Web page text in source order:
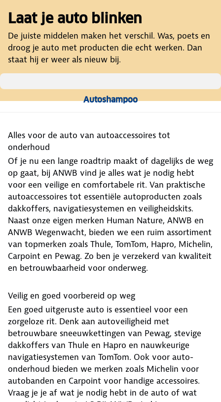
Laat je auto blinken
De juiste middelen maken het verschil. Was, poets en
droog je auto met producten die echt werken. Dan
staat hij er weer als nieuw bij.
Autoshampoo
Alles voor de auto van autoaccessoires tot
onderhoud
Of je nu een lange roadtrip maakt of dagelijks de weg
op gaat, bij ANWB vind je alles wat je nodig hebt
voor een veilige en comfortabele rit. Van praktische
autoaccessoires tot essentiële autoproducten zoals
dakkoffers, navigatiesystemen en veiligheidskits.
Naast onze eigen merken Human Nature, ANWB en
ANWB Wegenwacht, bieden we een ruim assortiment
van topmerken zoals Thule, TomTom, Hapro, Michelin,
Carpoint en Pewag. Zo ben je verzekerd van kwaliteit
en betrouwbaarheid voor onderweg.
Veilig en goed voorbereid op weg
Een goed uitgeruste auto is essentieel voor een
zorgeloze rit. Denk aan autoveiligheid met
betrouwbare sneeuwkettingen van Pewag, stevige
dakkoffers van Thule en Hapro en nauwkeurige
navigatiesystemen van TomTom. Ook voor auto-
onderhoud bieden we merken zoals Michelin voor
autobanden en Carpoint voor handige accessoires.
Vraag je je af wat je nodig hebt in de auto of wat